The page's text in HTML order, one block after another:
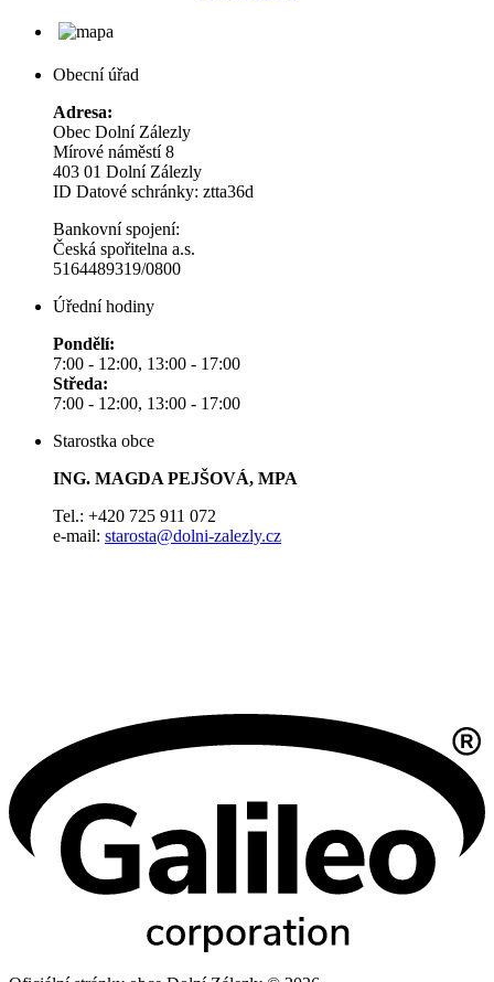
Obecní úřad
Adresa:
Obec Dolní Zálezly
Mírové náměstí 8
403 01 Dolní Zálezly
ID Datové schránky: ztta36d
Bankovní spojení:
Česká spořitelna a.s.
5164489319/0800
Úřední hodiny
Pondělí:
7:00 - 12:00, 13:00 - 17:00
Středa:
7:00 - 12:00, 13:00 - 17:00
Starostka obce
ING. MAGDA PEJŠOVÁ, MPA
Tel.: +420 725 911 072
e-mail: starosta@dolni-zalezly.cz